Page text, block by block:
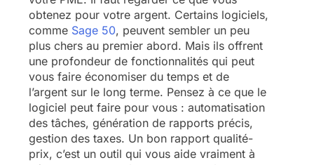
obtenez pour votre argent. Certains logiciels,
comme Sage 50, peuvent sembler un peu
plus chers au premier abord. Mais ils offrent
une profondeur de fonctionnalités qui peut
vous faire économiser du temps et de
l’argent sur le long terme. Pensez à ce que le
logiciel peut faire pour vous : automatisation
des tâches, génération de rapports précis,
gestion des taxes. Un bon rapport qualité-
prix, c’est un outil qui vous aide vraiment à